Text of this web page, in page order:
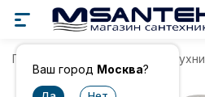
Ваш город Москва?
Главная Аксессуары для кухни